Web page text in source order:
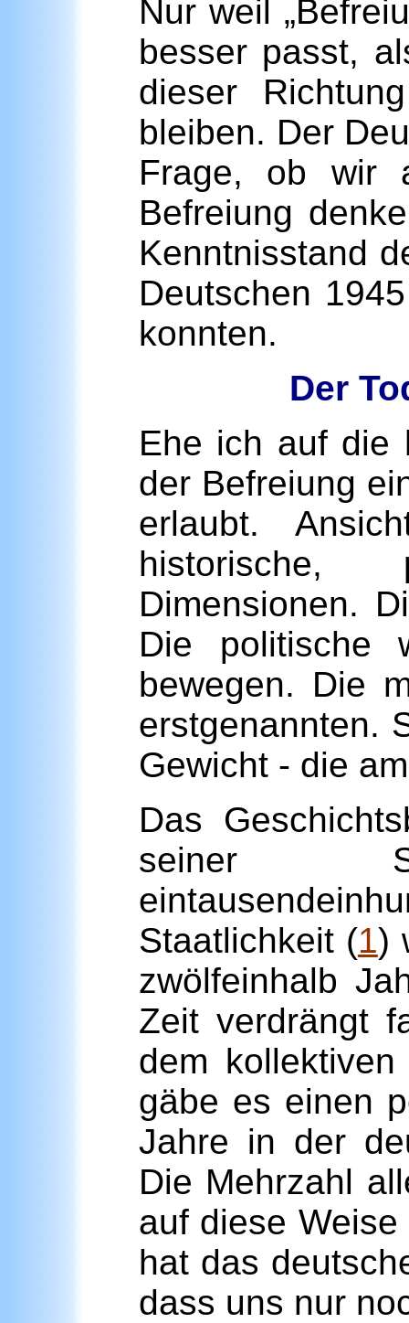
Nur weil
besser passt,
dieser
bleiben. Der
Frage, ob wir
Befreiung
Kenntnisstand
Deutschen
konnten.
Der
Ehe ich auf die
der Befreiung
erlaubt.
historische,
Dimensionen.
Die politische
bewegen. Die
erstgenannten.
Gewicht - die
Das
seiner
Staatlichkeit (1)
zwölfeinhalb
Zeit verdrängt
dem
gäbe es einen
Jahre in der
Die Mehrzahl
auf diese
hat das
dass uns nur